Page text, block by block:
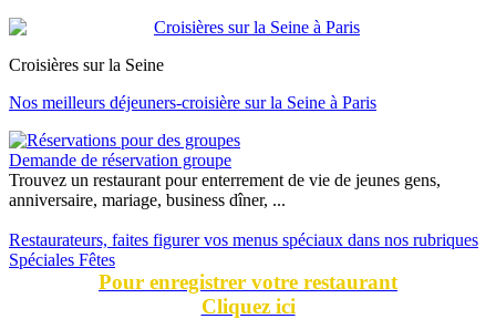
Croisières sur la Seine
Nos meilleurs déjeuners-croisière sur la Seine à Paris
Demande de réservation groupe
Trouvez un restaurant pour enterrement de vie de jeunes gens,
anniversaire, mariage, business dîner, ...
Restaurateurs, faites figurer vos menus spéciaux dans nos rubriques
Spéciales Fêtes
Pour enregistrer votre restaurant
Cliquez ici